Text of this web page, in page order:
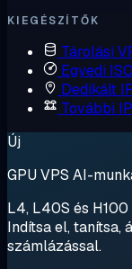
KIEGÉSZÍTŐK
Tárolási
Egyedi ISO
Dedikált
További
Új
GPU VPS AI-
L4, L40S és
Indítsa el, tanítsa,
számlázással.